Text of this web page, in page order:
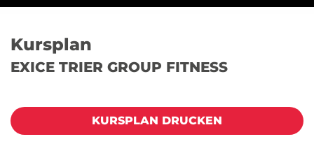
Kursplan
EXICE TRIER GROUP FITNESS
KURSPLAN DRUCKEN